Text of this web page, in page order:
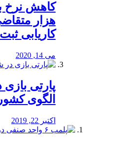
هزار
کاریابی
می 14, 2020
پارتی
الگوی
اکتبر 22, 2019